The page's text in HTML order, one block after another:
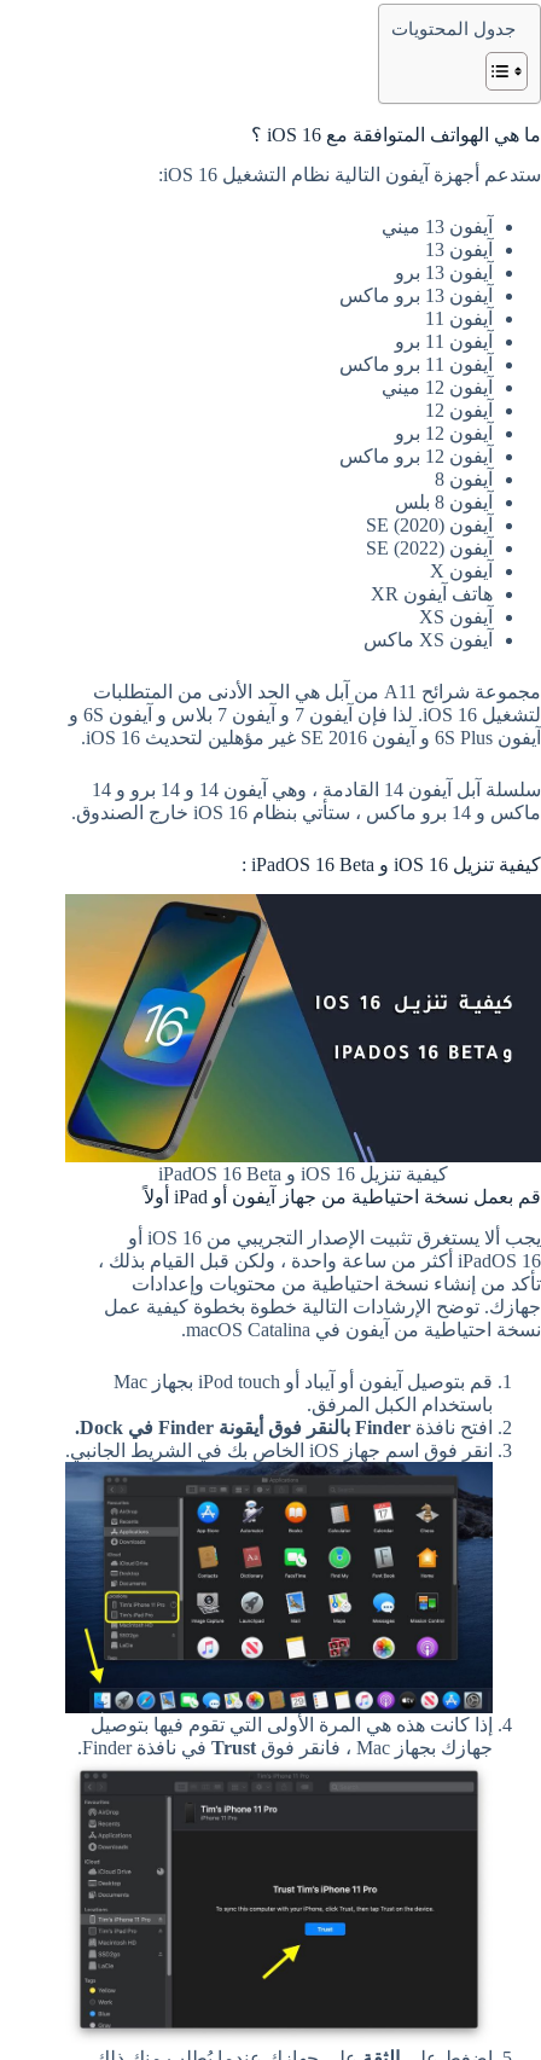
جدول المحتويات
ما هي الهواتف المتوافقة مع iOS 16 ؟
ستدعم أجهزة آيفون التالية نظام التشغيل iOS 16:
آيفون 13 ميني
آيفون 13
آيفون 13 برو
آيفون 13 برو ماكس
آيفون 11
آيفون 11 برو
آيفون 11 برو ماكس
آيفون 12 ميني
آيفون 12
آيفون 12 برو
آيفون 12 برو ماكس
آيفون 8
آيفون 8 بلس
آيفون SE (2020)
آيفون SE (2022)
آيفون X
هاتف آيفون XR
آيفون XS
آيفون XS ماكس
مجموعة شرائح A11 من آبل هي الحد الأدنى من المتطلبات
لتشغيل iOS 16. لذا فإن آيفون 7 و آيفون 7 بلاس و آيفون 6S و
آيفون 6S Plus و آيفون SE 2016 غير مؤهلين لتحديث iOS 16.
سلسلة آبل آيفون 14 القادمة ، وهي آيفون 14 و 14 برو و 14
ماكس و 14 برو ماكس ، ستأتي بنظام iOS 16 خارج الصندوق.
كيفية تنزيل iOS 16 و iPadOS 16 Beta :
كيفية تنزيل iOS 16 و iPadOS 16 Beta
قم بعمل نسخة احتياطية من جهاز آيفون أو iPad أولاً
يجب ألا يستغرق تثبيت الإصدار التجريبي من ‌iOS 16‌ أو
iPadOS 16 أكثر من ساعة واحدة ، ولكن قبل القيام بذلك ،
تأكد من إنشاء نسخة احتياطية من محتويات وإعدادات
جهازك. توضح الإرشادات التالية خطوة بخطوة كيفية عمل
نسخة احتياطية من آيفون في macOS Catalina.
قم بتوصيل ‌آيفون أو ‌آيباد أو iPod touch بجهاز Mac
باستخدام الكبل المرفق.
افتح نافذة Finder بالنقر فوق أيقونة Finder في Dock.
انقر فوق اسم جهاز iOS الخاص بك في الشريط الجانبي.
إذا كانت هذه هي المرة الأولى التي تقوم فيها بتوصيل
جهازك بجهاز Mac ، فانقر فوق
Trust في نافذة Finder.